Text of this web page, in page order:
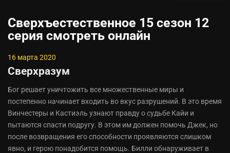
Сверхъестественное 15 сезон 12
серия смотреть онлайн
16 марта 2020
Сверхразум
Бог решает уничтожить все множественные миры и
постепенно начинает входить во вкус разрушений. В это время
Винчестеры и Кастиэль узнают правду о судьбе Кайи и
пытаются спасти подругу. В этом им должен помочь Джек, но
после возвращения его способности проявляются слишком
явно, и герою понадобится помощь. Билли обнаруживает в